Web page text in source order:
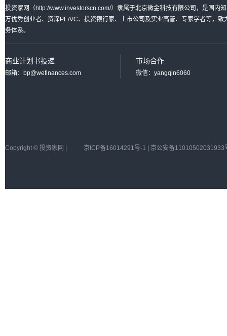
投资家网（http://www.investorscn.com/）隶属于北京微金科技有限公司，是国内
万优秀创业者、资深PE/VC、投资银行家、上市公司及实业高管、专家学者等，
务体系。
商业计划书投递
邮箱：bp@wefinances.com
市场合作
微信：yangqin6060
Copyright © 投资家网 | 京ICP备16014291号-1 | 京公安备11010502031933